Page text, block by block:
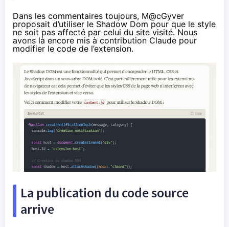
Dans les commentaires toujours, M@cGyver
proposait d’utiliser le Shadow Dom pour que le style
ne soit pas affecté par celui du site visité. Nous
avons là encore mis à contribution Claude pour
modifier le code de l’extension.
La publication du code source
arrive